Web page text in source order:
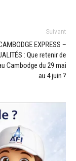
Suivant
EXPRESS –
: Que retenir de
Cambodge du 29 mai
au 4 juin ?